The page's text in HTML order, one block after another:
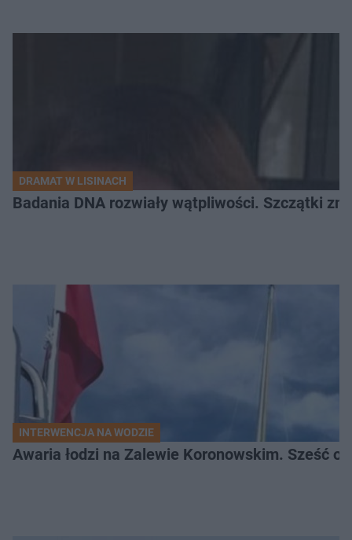
DRAMAT W LISINACH
Badania DNA rozwiały wątpliwości. Szczątki
INTERWENCJA NA WODZIE
Awaria łodzi na Zalewie Koronowskim. Sześć